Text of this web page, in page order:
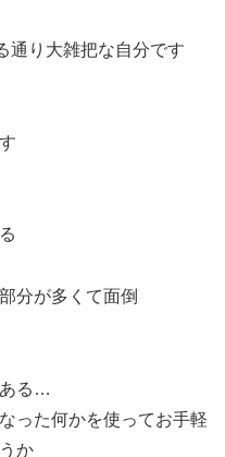
通り大雑把な自分です
分が多くて面倒
る…
った何かを使ってお手軽
か